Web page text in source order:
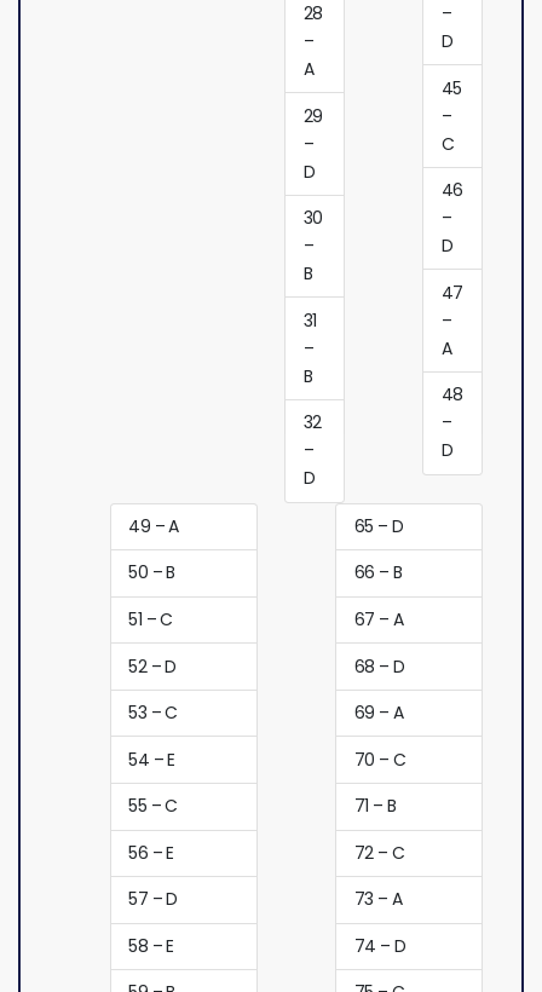
28
–
A
29
–
D
30
–
B
31
–
B
32
–
D
–
D
45
–
C
46
–
D
47
–
A
48
–
D
49 – A
50 – B
51 – C
52 – D
53 – C
54 – E
55 – C
56 – E
57 – D
58 – E
65 – D
66 – B
67 – A
68 – D
69 – A
70 – C
71 – B
72 – C
73 – A
74 – D